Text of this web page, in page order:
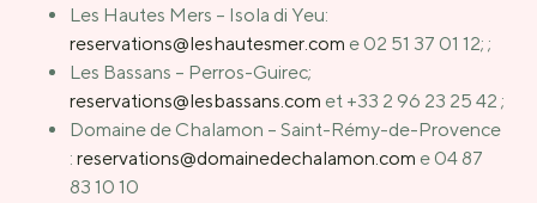
Les Hautes Mers – Isola di Yeu:
reservations@leshautesmer.com e 02 51 37 01 12; ;
Les Bassans – Perros-Guirec;
reservations@lesbassans.com et +33 2 96 23 25 42 ;
Domaine de Chalamon – Saint-Rémy-de-Provence
: reservations@domainedechalamon.com e 04 87
83 10 10